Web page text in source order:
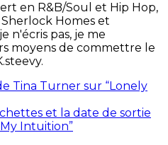
en R&B/Soul et Hip Hop,
Homes et
n'écris pas, je me
moyens de commettre le
Tina Turner sur “Lonely
et la date de sortie
Intuition”